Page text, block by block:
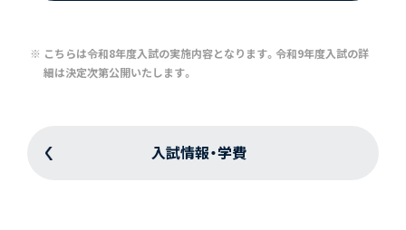
こちらは令和8年度入試の実施内容となります。令和9年度入試の詳
細は決定次第公開いたします。
入試情報・学費